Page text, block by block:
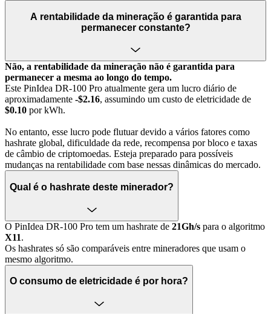
A rentabilidade da mineração é garantida para
permanecer constante?
Não, a rentabilidade da mineração não é garantida para
permanecer a mesma ao longo do tempo.
Este PinIdea DR-100 Pro atualmente gera um lucro diário de
aproximadamente -$2.16, assumindo um custo de eletricidade de
$0.10 por kWh.
No entanto, esse lucro pode flutuar devido a vários fatores como
hashrate global, dificuldade da rede, recompensa por bloco e taxas
de câmbio de criptomoedas. Esteja preparado para possíveis
mudanças na rentabilidade com base nessas dinâmicas do mercado.
Qual é o hashrate deste minerador?
O PinIdea DR-100 Pro tem um hashrate de 21Gh/s para o algoritmo
X11.
Os hashrates só são comparáveis entre mineradores que usam o
mesmo algoritmo.
O consumo de eletricidade é por hora?